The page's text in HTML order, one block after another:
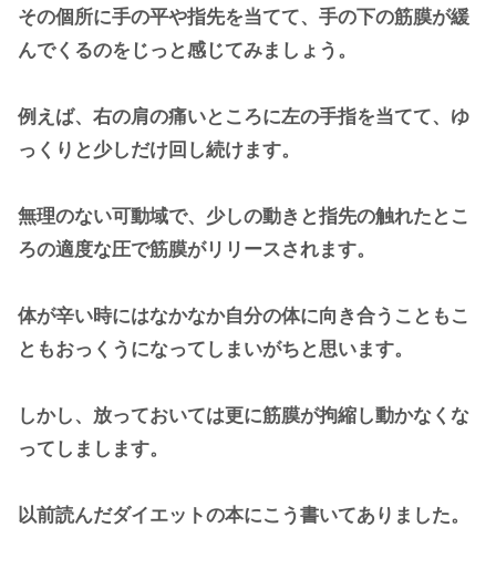
その個所に手の平や指先を当てて、手の下の筋膜が緩
んでくるのをじっと感じてみましょう。
例えば、右の肩の痛いところに左の手指を当てて、ゆ
っくりと少しだけ回し続けます。
無理のない可動域で、少しの動きと指先の触れたとこ
ろの適度な圧で筋膜がリリースされます。
体が辛い時にはなかなか自分の体に向き合うこともこ
ともおっくうになってしまいがちと思います。
しかし、放っておいては更に筋膜が拘縮し動かなくな
ってしまします。
以前読んだダイエットの本にこう書いてありました。